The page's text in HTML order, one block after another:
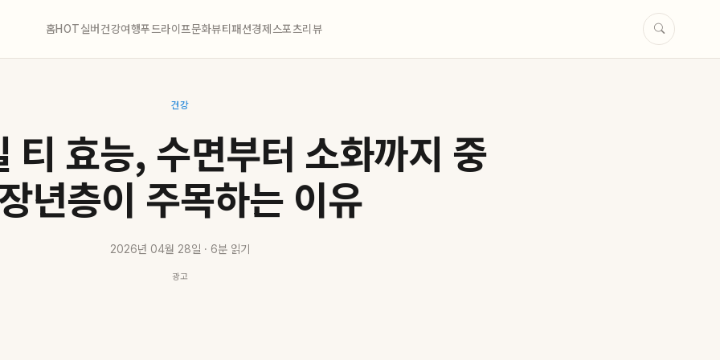
홈HOT실버건강여행푸드라이프문화뷰티패션경제스포츠리뷰
건강
티 효능, 수면부터 소화까지 중
년층이 주목하는 이유
2026년 04월 28일 · 6분 읽기
광고